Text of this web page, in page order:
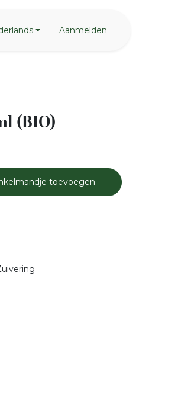
Aanmelden
(BIO)
toevoegen